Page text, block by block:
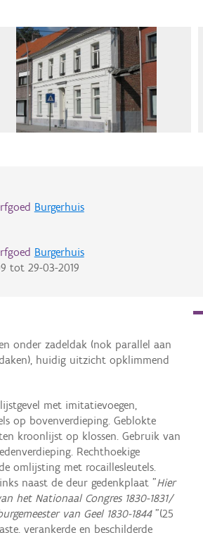
Burgerhuis
Burgerhuis
tot 29-03-2019
onder zadeldak (nok parallel aan
huidig uitzicht opklimmend
met imitatievoegen,
op bovenverdieping. Geblokte
kroonlijst op klossen. Gebruik van
Rechthoekige
omlijsting met rocaillesleutels.
naast de deur gedenkplaat "Hier
het Nationaal Congres 1830-1831/
van Geel 1830-1844"(25
verankerde en beschilderde